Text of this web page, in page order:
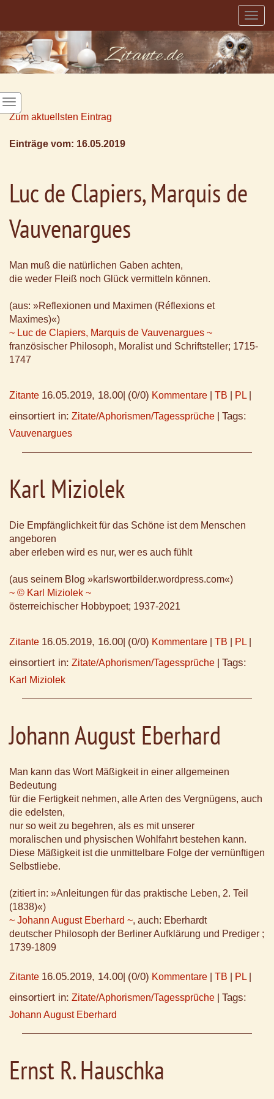
Zum aktuellsten Eintrag
Einträge vom: 16.05.2019
Luc de Clapiers, Marquis de
Vauvenargues
Man muß die natürlichen Gaben achten,
die weder Fleiß noch Glück vermitteln können.
(aus: »Reflexionen und Maximen (Réflexions et
Maximes)«)
~ Luc de Clapiers, Marquis de Vauvenargues ~
französischer Philosoph, Moralist und Schriftsteller; 1715-
1747
Zitante 16.05.2019, 18.00 (0/0) Kommentare TB PL
einsortiert in: Zitate/Aphorismen/Tagessprüche Tags:
Vauvenargues
Karl Miziolek
Die Empfänglichkeit für das Schöne ist dem Menschen
angeboren
aber erleben wird es nur, wer es auch fühlt
(aus seinem Blog »karlswortbilder.wordpress.com«)
~ © Karl Miziolek ~
österreichischer Hobbypoet; 1937-2021
Zitante 16.05.2019, 16.00 (0/0) Kommentare TB PL
einsortiert in: Zitate/Aphorismen/Tagessprüche Tags:
Karl Miziolek
Johann August Eberhard
Man kann das Wort Mäßigkeit in einer allgemeinen
Bedeutung
für die Fertigkeit nehmen, alle Arten des Vergnügens, auch
die edelsten,
nur so weit zu begehren, als es mit unserer
moralischen und physischen Wohlfahrt bestehen kann.
Diese Mäßigkeit ist die unmittelbare Folge der vernünftigen
Selbstliebe.
(zitiert in: »Anleitungen für das praktische Leben, 2. Teil
(1838)«)
~ Johann August Eberhard ~, auch: Eberhardt
deutscher Philosoph der Berliner Aufklärung und Prediger ;
1739-1809
Zitante 16.05.2019, 14.00 (0/0) Kommentare TB PL
einsortiert in: Zitate/Aphorismen/Tagessprüche Tags:
Johann August Eberhard
Ernst R. Hauschka